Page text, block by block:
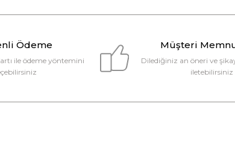
Ödeme
ile ödeme yöntemini
Müşteri
Dilediğiniz an öneri ve
iletebilirsiniz